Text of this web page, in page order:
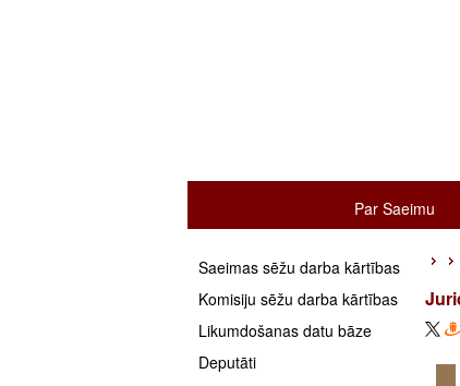
Par Saeimu
Saeimas sēžu darba kārtības
Komisiju sēžu darba kārtības
Likumdošanas datu bāze
Deputāti